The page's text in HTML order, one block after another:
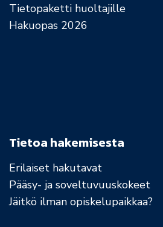
Tietopaketti huoltajille
Hakuopas 2026
Tietoa hakemisesta
Erilaiset hakutavat
Pääsy- ja soveltuvuuskokeet
Jäitkö ilman opiskelupaikkaa?